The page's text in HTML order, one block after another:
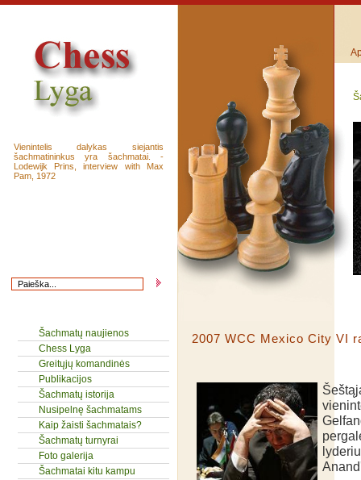
Vienintelis dalykas siejantis
šachmatininkus yra šachmatai. -
Lodewijk Prins, interview with Max
Pam, 1972
Šachmatų naujienos
Chess Lyga
Greitųjų komandinės
Publikacijos
Šachmatų istorija
Nusipelnę šachmatams
Kaip žaisti šachmatais?
Šachmatų turnyrai
Foto galerija
Šachmatai kitu kampu
2007 WCC Mexico City VI